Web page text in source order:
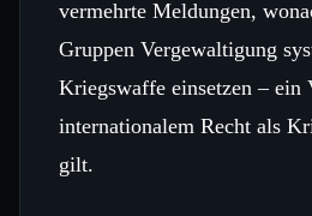
vermehrte Meldungen,
Gruppen Vergewaltigung
Kriegswaffe einsetzen – ein
internationalem Recht als
gilt.